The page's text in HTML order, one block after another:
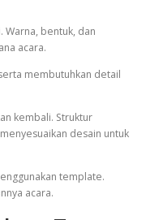
Warna, bentuk, dan
acara.
membutuhkan detail
kembali. Struktur
desain untuk
template.
acara.